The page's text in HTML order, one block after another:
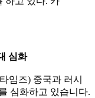
심화
임즈) 중국과 러시
심화하고 있습니다.